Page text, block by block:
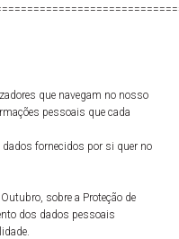
que navegam no nosso
pessoais que cada
fornecidos por si quer no
sobre a Proteção de
dos dados pessoais